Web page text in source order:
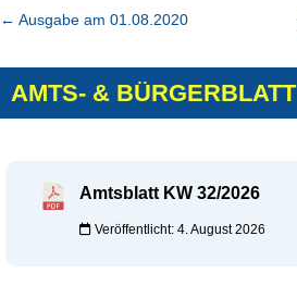
← Ausgabe am 01.08.2020
AMTS- & BÜRGERBLATT
Amtsblatt KW 32/2026
Veröffentlicht: 4. August 2026